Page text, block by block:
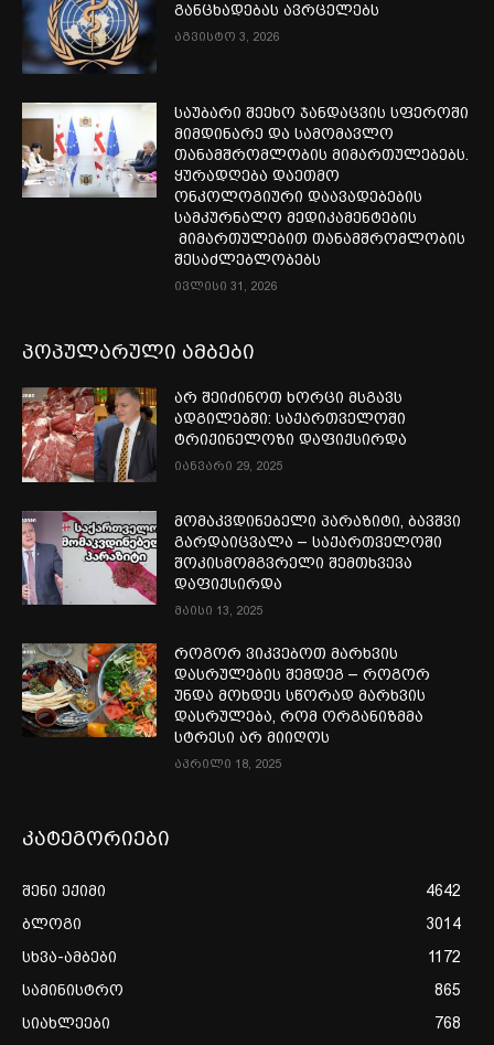
განცხადებას ავრცელებს
აგვისტო 3, 2026
საუბარი შეეხო ჯანდაცვის სფეროში
მიმდინარე და სამომავლო
თანამშრომლობის მიმართულებებს.
ყურადღება დაეთმო
ონკოლოგიური დაავადებების
სამკურნალო მედიკამენტების
მიმართულებით თანამშრომლობის
შესაძლებლობებს
ივლისი 31, 2026
პოპულარული ამბები
არ შეიძინოთ ხორცი მსგავს
ადგილებში: საქართველოში
ტრიქინელოზი დაფიქსირდა
იანვარი 29, 2025
მომაკვდინებელი პარაზიტი, ბავშვი
გარდაიცვალა – საქართველოში
შოკისმომგვრელი შემთხვევა
დაფიქსირდა
მაისი 13, 2025
როგორ ვიკვებოთ მარხვის
დასრულების შემდეგ – როგორ
უნდა მოხდეს სწორად მარხვის
დასრულება, რომ ორგანიზმმა
სტრესი არ მიიღოს
აპრილი 18, 2025
კატეგორიები
შენი ექიმი
4642
ბლოგი
3014
სხვა-ამბები
1172
სამინისტრო
865
სიახლეები
768